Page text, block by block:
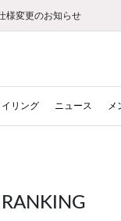
案内
影響について
様変更のお知らせ
ご案内
間以内に発送
ゼント！
プレゼント
プレゼント
案内
影響について
イリング ニュース メ
RANKING